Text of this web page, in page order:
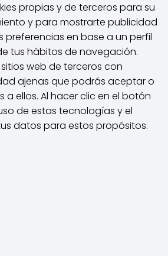
propias y de terceros para su
y para mostrarte publicidad
preferencias en base a un perfil
tus hábitos de navegación.
web de terceros con
ajenas que podrás aceptar o
ellos. Al hacer clic en el botón
de estas tecnologías y el
datos para estos propósitos.